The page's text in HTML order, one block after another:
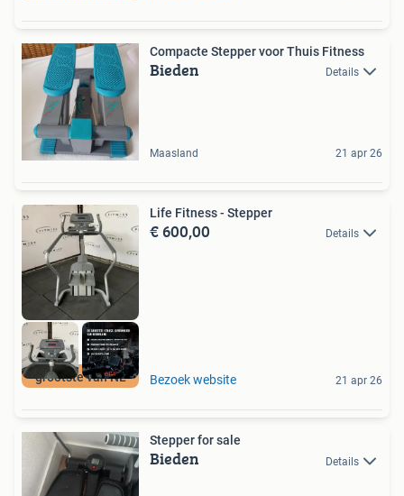
Compacte Stepper voor Thuis Fitness
Bieden Details
Maasland 21 apr 26
grootste van NL
Life Fitness - Stepper
€ 600,00 Details
Bezoek website 21 apr 26
Stepper for sale
Bieden Details